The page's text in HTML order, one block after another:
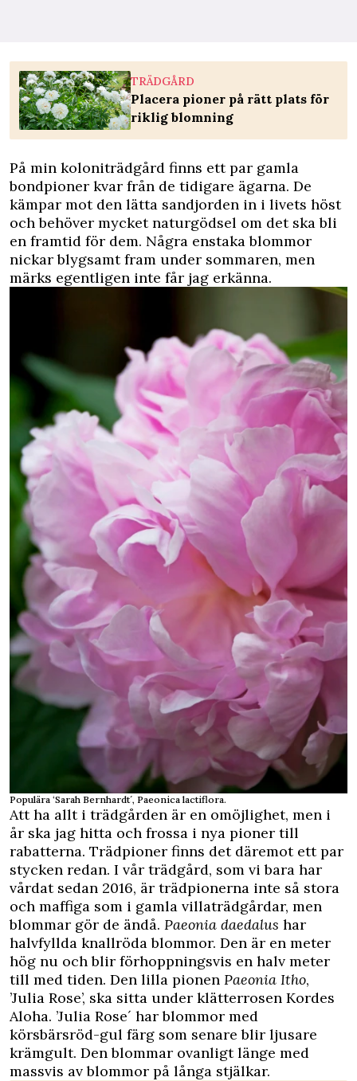
TRÄDGÅRD
Placera pioner på rätt plats för
riklig blomning
På min koloniträdgård finns ett par gamla
bondpioner kvar från de tidigare ägarna. De
kämpar mot den lätta sandjorden in i livets höst
och behöver mycket naturgödsel om det ska bli
en framtid för dem. Några enstaka blommor
nickar blygsamt fram under sommaren, men
märks egentligen inte får jag erkänna.
Populära ‘Sarah Bernhardt´, Paeonica lactiflora.
Att ha allt i trädgården är en omöjlighet, men i
år ska jag hitta och frossa i nya pioner till
rabatterna. Trädpioner finns det däremot ett par
stycken redan. I vår trädgård, som vi bara har
vårdat sedan 2016, är trädpionerna inte så stora
och maffiga som i gamla villaträdgårdar, men
blommar gör de ändå. Paeonia daedalus har
halvfyllda knallröda blommor. Den är en meter
hög nu och blir förhoppningsvis en halv meter
till med tiden. Den lilla pionen Paeonia Itho,
’Julia Rose’, ska sitta under klätterrosen Kordes
Aloha. ’Julia Rose´ har blommor med
körsbärsröd-gul färg som senare blir ljusare
krämgult. Den blommar ovanligt länge med
massvis av blommor på långa stjälkar.